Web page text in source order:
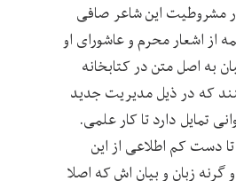
مشروطیت این شاعر صافی
اشعار محرم و عاشورای او
به اصل متن در کتابخانه
که در ذیل مدیریت جدید
تمایل دارد تا کار علمی.
دست کم اطلاعی از این
گرنه زبان و بیان اش که اصلا